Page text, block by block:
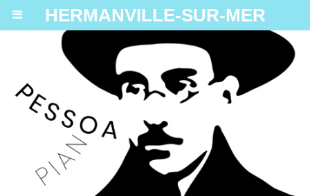
HERMANVILLE-SUR-MER